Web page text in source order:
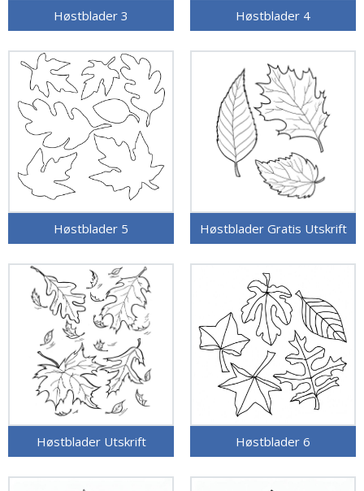
Høstblader 3 Høstblader 4
Høstblader 5 Høstblader Gratis Utskrift
Høstblader Utskrift Høstblader 6